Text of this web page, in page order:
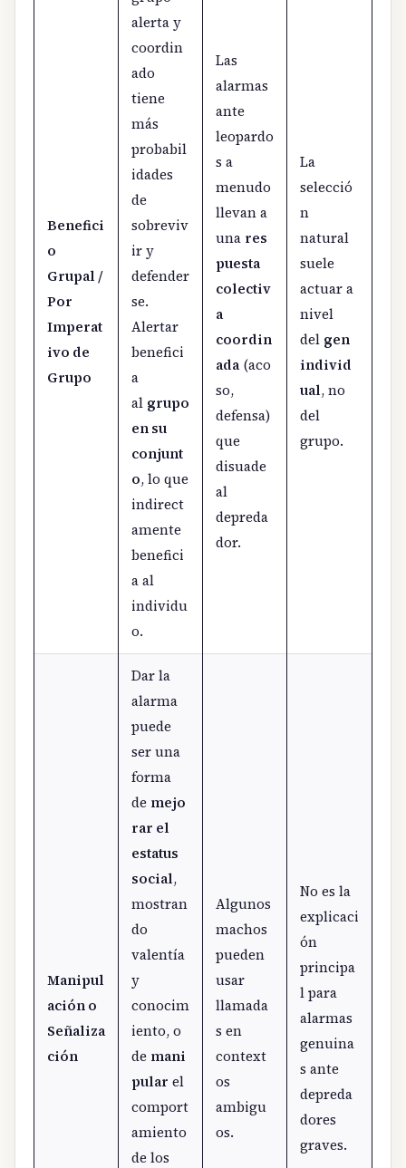
Benefici
o
Grupal /
Por
Imperat
ivo de
Grupo
alerta y
coordin
ado
tiene
más
probabil
idades
de
sobreviv
ir y
defender
se.
Alertar
benefici
a
al grupo
en su
conjunt
o, lo que
indirect
amente
benefici
a al
individu
o.
Las
alarmas
ante
leopardo
s a
menudo
llevan a
una res
puesta
colectiv
a
coordin
ada(aco
so,
defensa)
que
disuade
al
depreda
dor.
La
selecció
n
natural
suele
actuar a
nivel
del gen
individ
ual, no
del
grupo.
Manipul
ación o
Señaliza
ción
Dar la
alarma
puede
ser una
forma
de mejo
rar el
estatus
social,
mostran
do
valentía
y
conocim
iento, o
de mani
pular el
comport
amiento
de los
Algunos
machos
pueden
usar
llamada
s en
context
os
ambigu
os.
No es la
explicaci
ón
principa
l para
alarmas
genuina
s ante
depreda
dores
graves.